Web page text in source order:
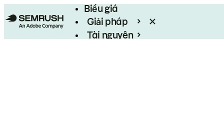
Biểu giá
Giải pháp
Tài nguyên